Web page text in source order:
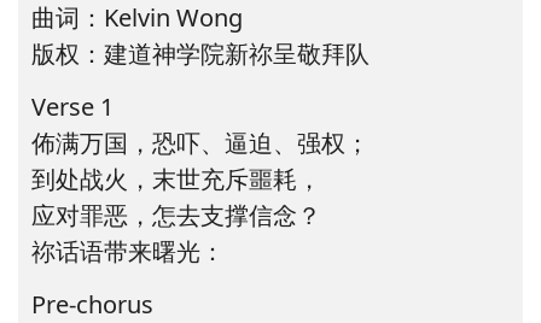
曲词：Kelvin Wong
版权：建道神学院新祢呈敬拜队
Verse 1
佈满万国，恐吓、逼迫、强权；
到处战火，末世充斥噩耗，
应对罪恶，怎去支撑信念？
祢话语带来曙光：
Pre-chorus